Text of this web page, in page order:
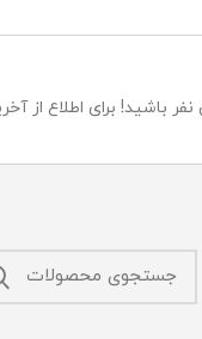
باشید! برای اطلاع از